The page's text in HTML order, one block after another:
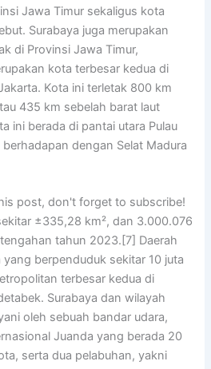
Jawa Timur sekaligus kota
Surabaya juga merupakan
di Provinsi Jawa Timur,
kota terbesar kedua di
Kota ini terletak 800 km
435 km sebelah barat laut
ini berada di pantai utara Pulau
dengan Selat Madura
post, don't forget to subscribe!
±335,28 km², dan 3.000.076
tahun 2023.[7] Daerah
berpenduduk sekitar 10 juta
terbesar kedua di
Surabaya dan wilayah
oleh sebuah bandar udara,
Juanda yang berada 20
serta dua pelabuhan, yakni